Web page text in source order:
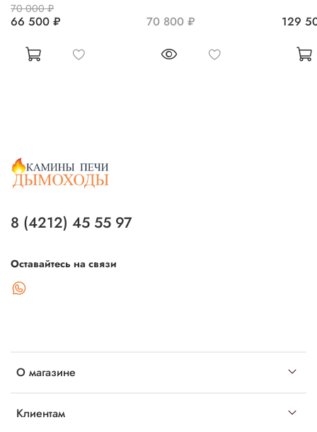
70 000 ₽
66 500 ₽ 70 800 ₽ 129
О магазине
Клиентам
8 (4212) 45 55 97
Оставайтесь на связи